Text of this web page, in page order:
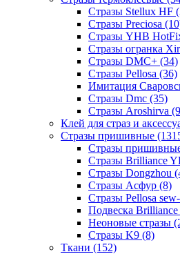
Стразы Stellux HF
Стразы Preciosa
Стразы YHB
Стразы огранка
Стразы DMC+ (34)
Стразы Pellosa (36)
Имитация
Стразы Dmc (35)
Стразы Aroshirva
Клей для страз и
Стразы пришивные
Стразы
Стразы Brilliance
Стразы Dongzhou
Стразы Асфур (8)
Стразы Pellosa
Подвеска Brilliance
Неоновые стразы
Стразы K9 (8)
Ткани (152)